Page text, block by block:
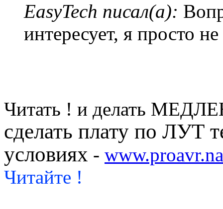
EasyTech писал(а):
интересует, я просто
Читать ! и делать
сделать плату по ЛУТ
условиях -
Читайте !